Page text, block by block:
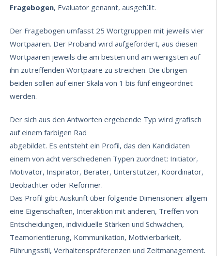
Fragebogen, Evaluator genannt, ausgefüllt.
Der Fragebogen umfasst 25 Wortgruppen mit jeweils vier
Wortpaaren. Der Proband wird aufgefordert, aus diesen
Wortpaaren jeweils die am besten und am wenigsten auf
ihn zutreffenden Wortpaare zu streichen. Die übrigen
beiden sollen auf einer Skala von 1 bis fünf eingeordnet
werden.
Der sich aus den Antworten ergebende Typ wird grafisch
auf einem farbigen Rad
abgebildet. Es entsteht ein Profil, das den Kandidaten
einem von acht verschiedenen Typen zuordnet: Initiator,
Motivator, Inspirator, Berater, Unterstützer, Koordinator,
Beobachter oder Reformer.
Das Profil gibt Auskunft über folgende Dimensionen: allgem
eine Eigenschaften, Interaktion mit anderen, Treffen von
Entscheidungen, individuelle Stärken und Schwächen,
Teamorientierung, Kommunikation, Motivierbarkeit,
Führungsstil, Verhaltenspräferenzen und Zeitmanagement.